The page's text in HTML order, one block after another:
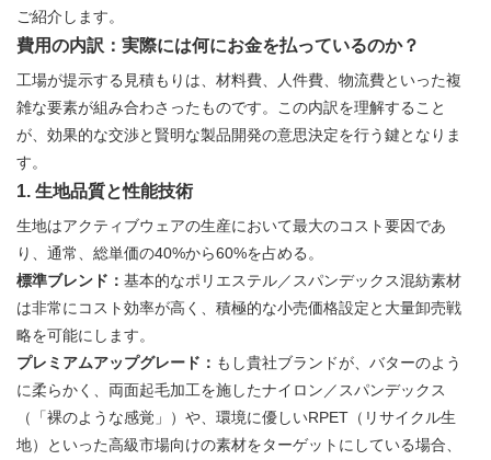
ご紹介します。
費用の内訳：実際には何にお金を払っているのか？
工場が提示する見積もりは、材料費、人件費、物流費といった複
雑な要素が組み合わさったものです。この内訳を理解すること
が、効果的な交渉と賢明な製品開発の意思決定を行う鍵となりま
す。
1. 生地品質と性能技術
生地はアクティブウェアの生産において最大のコスト要因であ
り、通常、総単価の40%から60%を占める。
標準ブレンド： 基本的なポリエステル／スパンデックス混紡素材
は非常にコスト効率が高く、積極的な小売価格設定と大量卸売戦
略を可能にします。
プレミアムアップグレード： もし貴社ブランドが、バターのよう
に柔らかく、両面起毛加工を施したナイロン／スパンデックス
（「裸のような感覚」）や、環境に優しいRPET（リサイクル生
地）といった高級市場向けの素材をターゲットにしている場合、